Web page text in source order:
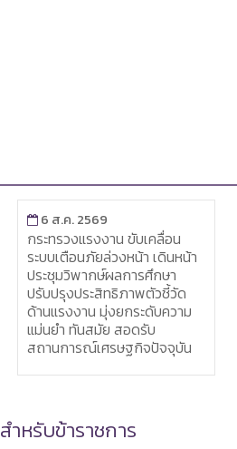
6 ส.ค. 2569
กระทรวงแรงงาน ขับเคลื่อน
ระบบเตือนภัยล่วงหน้า เดินหน้า
ประชุมวิพากษ์ผลการศึกษา
ปรับปรุงประสิทธิภาพตัวชี้วัด
ด้านแรงงาน มุ่งยกระดับความ
แม่นยำ ทันสมัย สอดรับ
สถานการณ์เศรษฐกิจปัจจุบัน
สำหรับข้าราชการ